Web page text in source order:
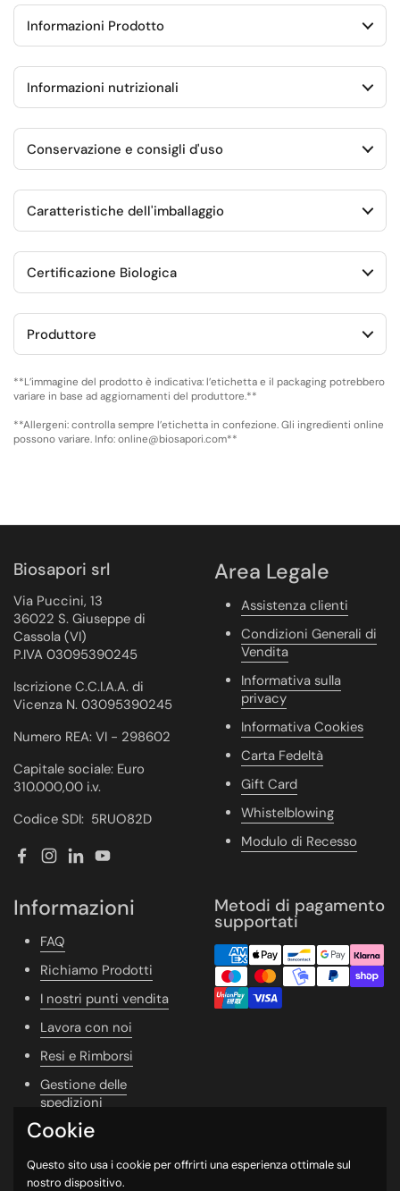
Informazioni Prodotto
Informazioni nutrizionali
Conservazione e consigli d'uso
Caratteristiche dell'imballaggio
Certificazione Biologica
Produttore
**L’immagine del prodotto è indicativa: l’etichetta e il packaging potrebbero
variare in base ad aggiornamenti del produttore.**
**Allergeni: controlla sempre l’etichetta in confezione. Gli ingredienti online
possono variare. Info: online@biosapori.com**
Biosapori srl
Via Puccini, 13
36022 S. Giuseppe di
Cassola (VI)
P.IVA 03095390245
Iscrizione C.C.I.A.A. di
Vicenza N. 03095390245
Numero REA: VI - 298602
Capitale sociale: Euro
310.000,00 i.v.
Codice SDI: 5RUO82D
Facebook
Instagram
LinkedInYouTube
Area Legale
Assistenza clienti
Condizioni Generali di
Vendita
Informativa sulla
privacy
Informativa Cookies
Carta Fedeltà
Gift Card
Whistelblowing
Modulo di Recesso
Informazioni
FAQ
Richiamo Prodotti
I nostri punti vendita
Lavora con noi
Resi e Rimborsi
Gestione delle
spedizioni
Vivere Naturale
Whishlist
Metodi di pagamento
supportati
Cookie
Questo sito usa i cookie per offrirti una esperienza ottimale sul
nostro dispositivo.